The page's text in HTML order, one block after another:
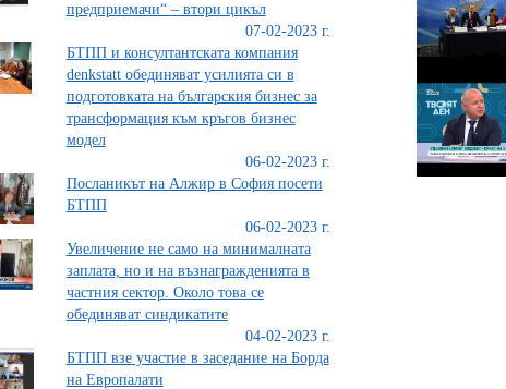
предприемачи“ – втори цикъл
07-02-2023 г.
БТПП и консултантската компания
denkstatt обединяват усилията си в
подготовката на българския бизнес за
трансформация към кръгов бизнес
модел
06-02-2023 г.
Посланикът на Алжир в София посети
БТПП
06-02-2023 г.
Увеличение не само на минималната
заплата, но и на възнагражденията в
частния сектор. Около това се
обединяват синдикатите
04-02-2023 г.
БТПП взе участие в заседание на Борда
на Европалати